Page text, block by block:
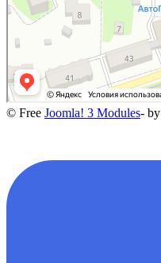
© Free Joomla! 3 Modules- by